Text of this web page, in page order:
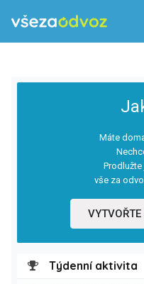
Máte
vše za
Týdenní aktivita